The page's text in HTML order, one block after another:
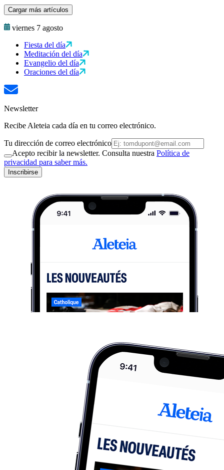
Cargar más artículos
viernes 7 agosto
Fiesta del día
Meditación del día
Evangelio del día
Oraciones del día
Newsletter
Recibe Aleteia cada día en tu correo electrónico.
Tu dirección de correo electrónico
Acepto recibir la newsletter. Consulta nuestra Política de
privacidad para saber más.
Inscribirse